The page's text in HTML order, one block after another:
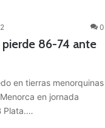
0
86-74 ante
en tierras menorquinas
en jornada
Plata.…